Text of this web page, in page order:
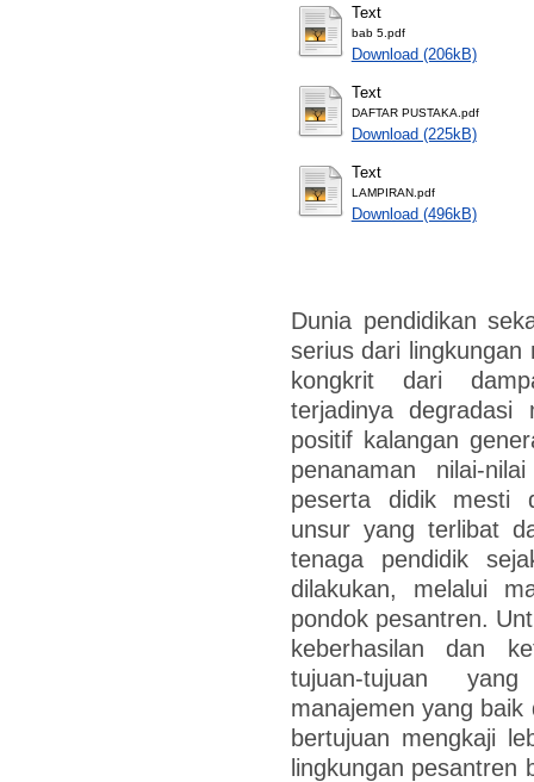
Text
bab 5.pdf
Download (206kB)
Text
DAFTAR PUSTAKA.pdf
Download (225kB)
Text
LAMPIRAN.pdf
Download (496kB)
Dunia pendidikan
serius dari
kongkrit dari
terjadinya degradasi
positif kalangan
penanaman nilai-
peserta didik mesti
unsur yang terlibat
tenaga pendidik
dilakukan, melalui
pondok pesantren.
keberhasilan dan
tujuan-tujuan
manajemen yang
bertujuan mengkaji
lingkungan